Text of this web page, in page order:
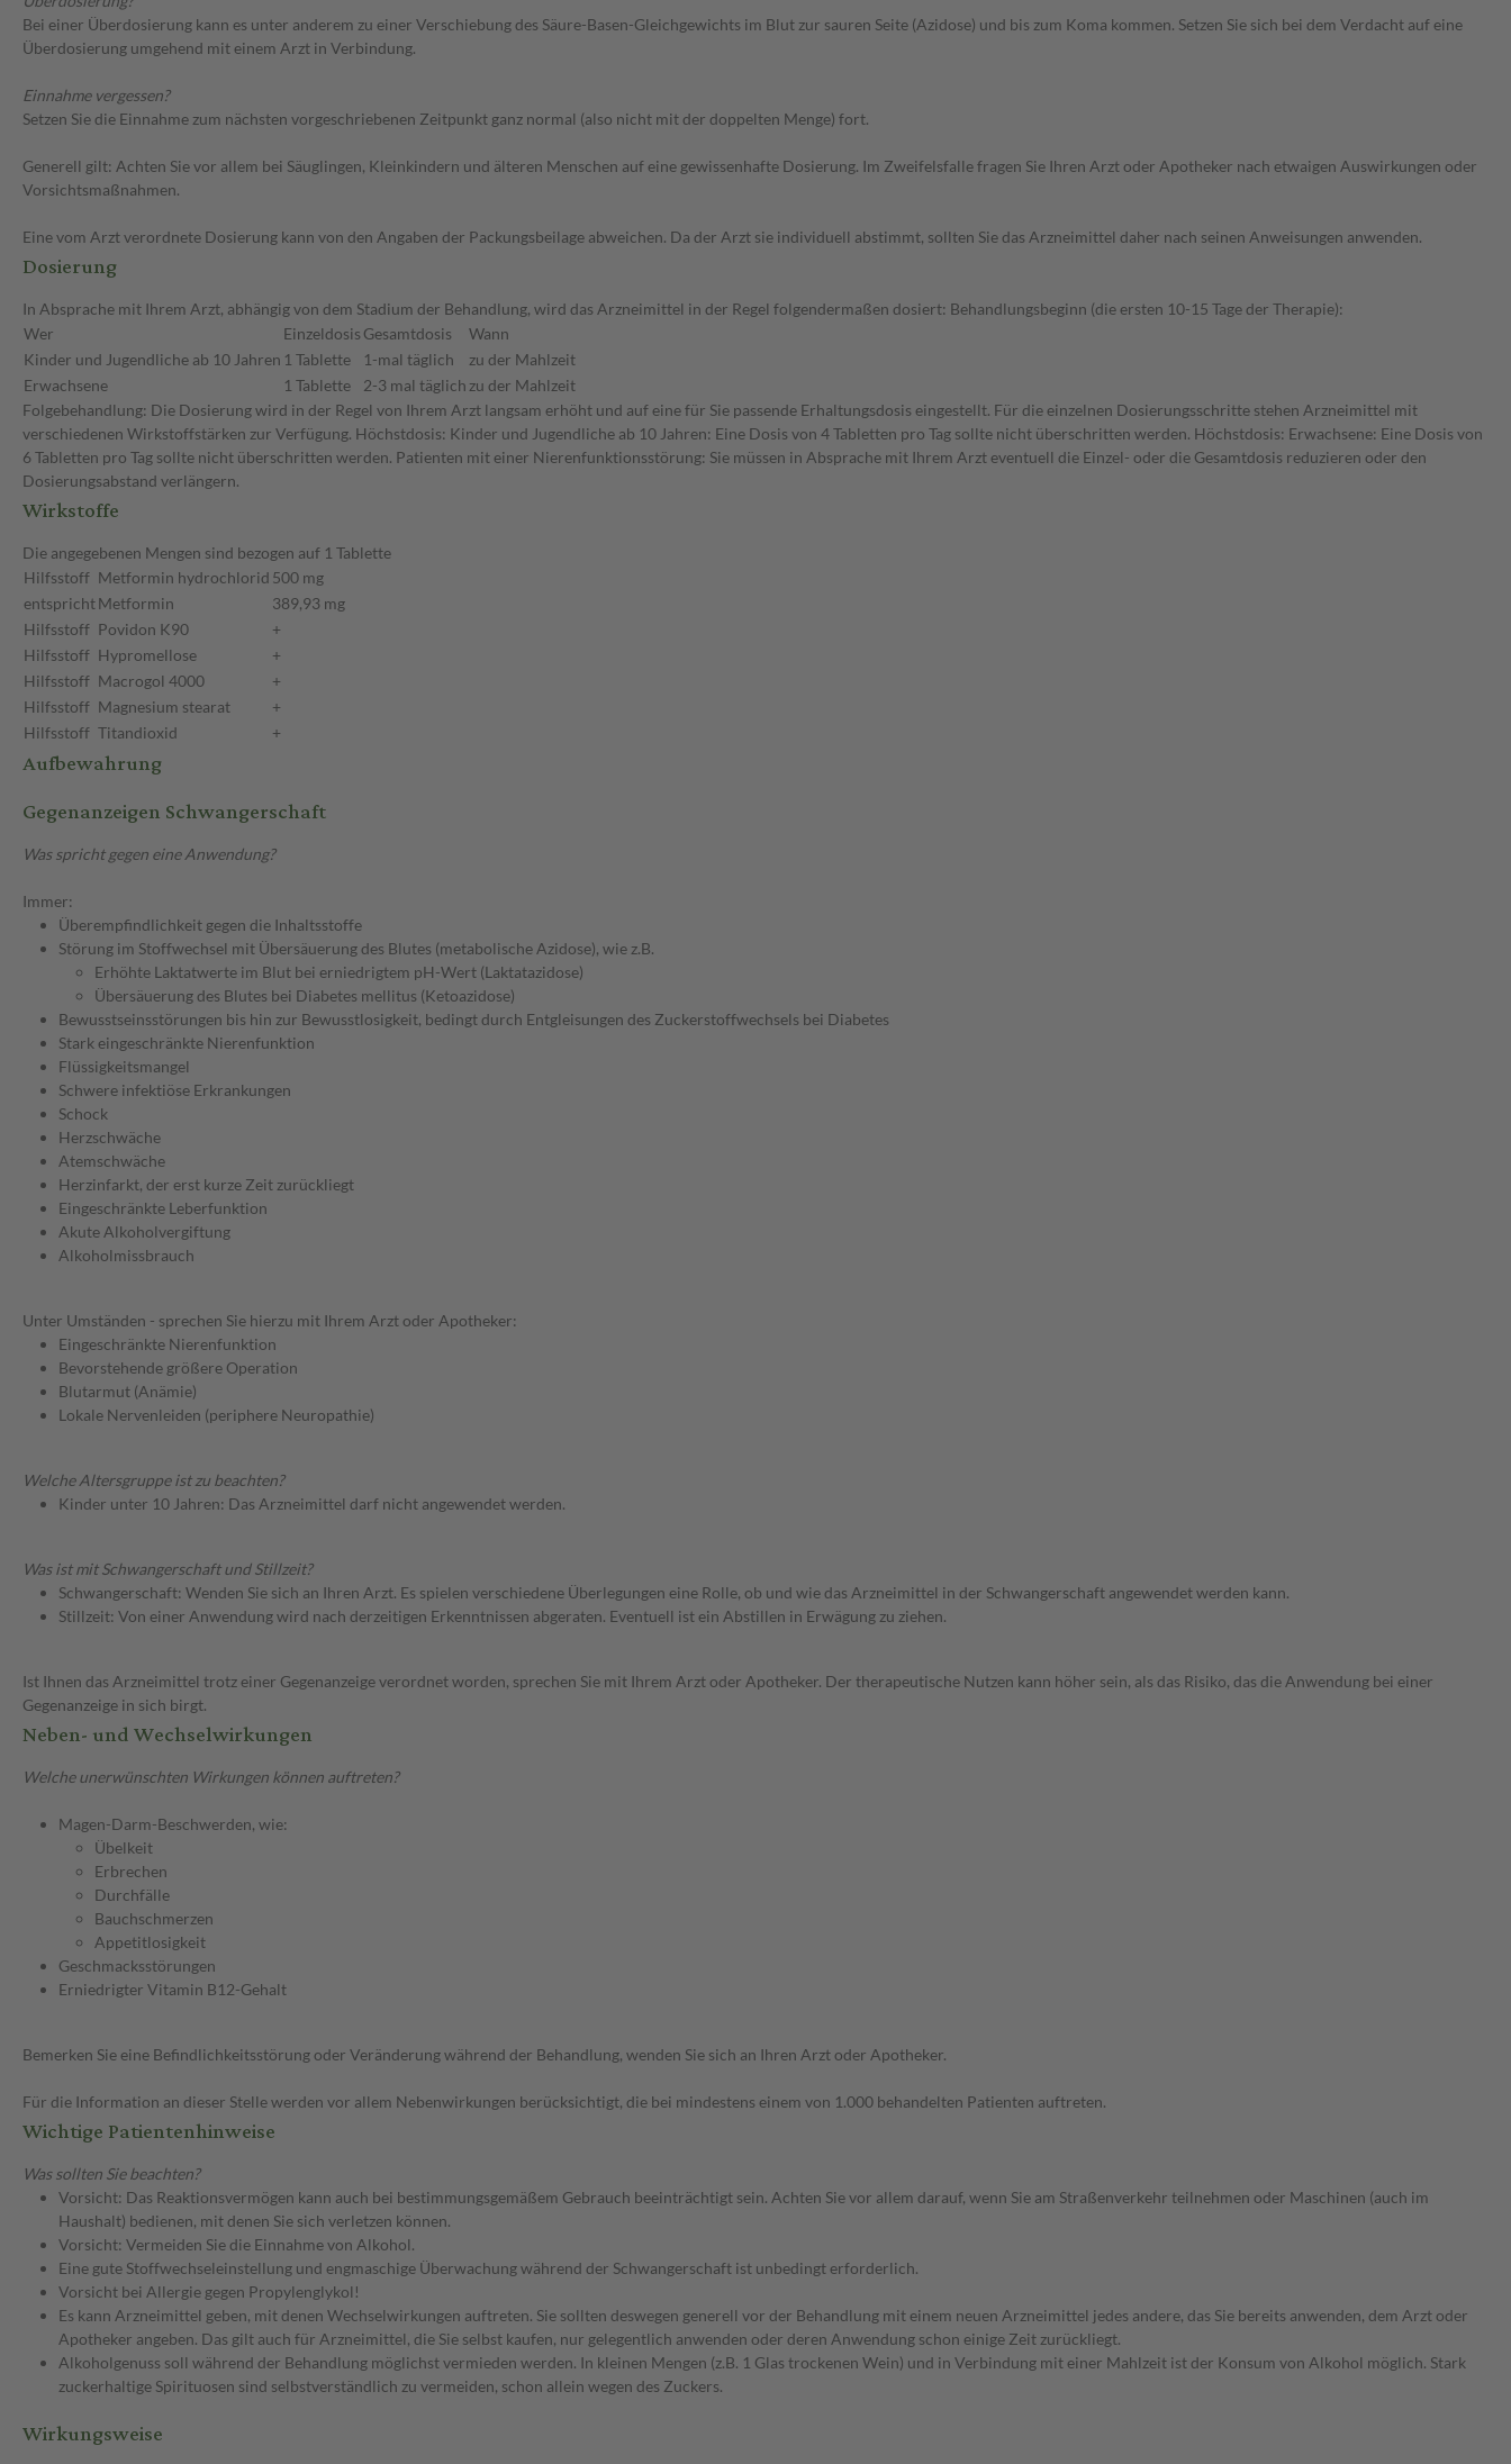
Bei einer Überdosierung kann es unter anderem zu einer Verschiebung des Säure-Basen-Gleichgewichts im Blut zur sauren Seite (Azidose) und bis zum Koma kommen. Setzen Sie sich bei dem Verdacht auf eine
Überdosierung umgehend mit einem Arzt in Verbindung.
Einnahme vergessen?
Setzen Sie die Einnahme zum nächsten vorgeschriebenen Zeitpunkt ganz normal (also nicht mit der doppelten Menge) fort.
Generell gilt: Achten Sie vor allem bei Säuglingen, Kleinkindern und älteren Menschen auf eine gewissenhafte Dosierung. Im Zweifelsfalle fragen Sie Ihren Arzt oder Apotheker nach etwaigen Auswirkungen oder
Vorsichtsmaßnahmen.
Eine vom Arzt verordnete Dosierung kann von den Angaben der Packungsbeilage abweichen. Da der Arzt sie individuell abstimmt, sollten Sie das Arzneimittel daher nach seinen Anweisungen anwenden.
Dosierung
In Absprache mit Ihrem Arzt, abhängig von dem Stadium der Behandlung, wird das Arzneimittel in der Regel folgendermaßen dosiert: Behandlungsbeginn (die ersten 10-15 Tage der Therapie):
Wer
Einzeldosis Gesamtdosis
Wann
Kinder und Jugendliche ab 10 Jahren 1 Tablette 1-mal täglich
zu der Mahlzeit
Erwachsene
1 Tablette 2-3 mal täglich zu der Mahlzeit
Folgebehandlung: Die Dosierung wird in der Regel von Ihrem Arzt langsam erhöht und auf eine für Sie passende Erhaltungsdosis eingestellt. Für die einzelnen Dosierungsschritte stehen Arzneimittel mit
verschiedenen Wirkstoffstärken zur Verfügung. Höchstdosis: Kinder und Jugendliche ab 10 Jahren: Eine Dosis von 4 Tabletten pro Tag sollte nicht überschritten werden. Höchstdosis: Erwachsene: Eine Dosis von
6 Tabletten pro Tag sollte nicht überschritten werden. Patienten mit einer Nierenfunktionsstörung: Sie müssen in Absprache mit Ihrem Arzt eventuell die Einzel- oder die Gesamtdosis reduzieren oder den
Dosierungsabstand verlängern.
Wirkstoffe
Die angegebenen Mengen sind bezogen auf 1 Tablette
Hilfsstoff Metformin hydrochlorid 500 mg
entsprichtMetformin
389,93 mg
Hilfsstoff Povidon K90
+
Hilfsstoff Hypromellose
+
Hilfsstoff Macrogol 4000
+
Hilfsstoff Magnesium stearat
+
Hilfsstoff Titandioxid +
Aufbewahrung
Gegenanzeigen Schwangerschaft
Was spricht gegen eine Anwendung?
Immer:
Überempfindlichkeit gegen die Inhaltsstoffe
Störung im Stoffwechsel mit Übersäuerung des Blutes (metabolische Azidose), wie z.B.
Erhöhte Laktatwerte im Blut bei erniedrigtem pH-Wert (Laktatazidose)
Übersäuerung des Blutes bei Diabetes mellitus (Ketoazidose)
Bewusstseinsstörungen bis hin zur Bewusstlosigkeit, bedingt durch Entgleisungen des Zuckerstoffwechsels bei Diabetes
Stark eingeschränkte Nierenfunktion
Flüssigkeitsmangel
Schwere infektiöse Erkrankungen
Schock
Herzschwäche
Atemschwäche
Herzinfarkt, der erst kurze Zeit zurückliegt
Eingeschränkte Leberfunktion
Akute Alkoholvergiftung
Alkoholmissbrauch
Unter Umständen - sprechen Sie hierzu mit Ihrem Arzt oder Apotheker:
Eingeschränkte Nierenfunktion
Bevorstehende größere Operation
Blutarmut (Anämie)
Lokale Nervenleiden (periphere Neuropathie)
Welche Altersgruppe ist zu beachten?
Kinder unter 10 Jahren: Das Arzneimittel darf nicht angewendet werden.
Was ist mit Schwangerschaft und Stillzeit?
Schwangerschaft: Wenden Sie sich an Ihren Arzt. Es spielen verschiedene Überlegungen eine Rolle, ob und wie das Arzneimittel in der Schwangerschaft angewendet werden kann.
Stillzeit: Von einer Anwendung wird nach derzeitigen Erkenntnissen abgeraten. Eventuell ist ein Abstillen in Erwägung zu ziehen.
Ist Ihnen das Arzneimittel trotz einer Gegenanzeige verordnet worden, sprechen Sie mit Ihrem Arzt oder Apotheker. Der therapeutische Nutzen kann höher sein, als das Risiko, das die Anwendung bei einer
Gegenanzeige in sich birgt.
Neben- und Wechselwirkungen
Welche unerwünschten Wirkungen können auftreten?
Magen-Darm-Beschwerden, wie:
Übelkeit
Erbrechen
Durchfälle
Bauchschmerzen
Appetitlosigkeit
Geschmacksstörungen
Erniedrigter Vitamin B12-Gehalt
Bemerken Sie eine Befindlichkeitsstörung oder Veränderung während der Behandlung, wenden Sie sich an Ihren Arzt oder Apotheker.
Für die Information an dieser Stelle werden vor allem Nebenwirkungen berücksichtigt, die bei mindestens einem von 1.000 behandelten Patienten auftreten.
Wichtige Patientenhinweise
Was sollten Sie beachten?
Vorsicht: Das Reaktionsvermögen kann auch bei bestimmungsgemäßem Gebrauch beeinträchtigt sein. Achten Sie vor allem darauf, wenn Sie am Straßenverkehr teilnehmen oder Maschinen (auch im
Haushalt) bedienen, mit denen Sie sich verletzen können.
Vorsicht: Vermeiden Sie die Einnahme von Alkohol.
Eine gute Stoffwechseleinstellung und engmaschige Überwachung während der Schwangerschaft ist unbedingt erforderlich.
Vorsicht bei Allergie gegen Propylenglykol!
Es kann Arzneimittel geben, mit denen Wechselwirkungen auftreten. Sie sollten deswegen generell vor der Behandlung mit einem neuen Arzneimittel jedes andere, das Sie bereits anwenden, dem Arzt oder
Apotheker angeben. Das gilt auch für Arzneimittel, die Sie selbst kaufen, nur gelegentlich anwenden oder deren Anwendung schon einige Zeit zurückliegt.
Alkoholgenuss soll während der Behandlung möglichst vermieden werden. In kleinen Mengen (z.B. 1 Glas trockenen Wein) und in Verbindung mit einer Mahlzeit ist der Konsum von Alkohol möglich. Stark
zuckerhaltige Spirituosen sind selbstverständlich zu vermeiden, schon allein wegen des Zuckers.
Wirkungsweise